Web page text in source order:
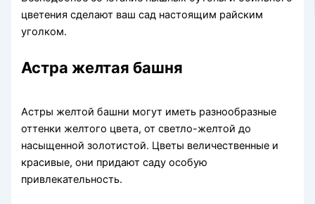
цветения сделают ваш сад настоящим райским
уголком.
Астра желтая башня
Астры желтой башни могут иметь разнообразные
оттенки желтого цвета, от светло-желтой до
насыщенной золотистой. Цветы величественные и
красивые, они придают саду особую
привлекательность.